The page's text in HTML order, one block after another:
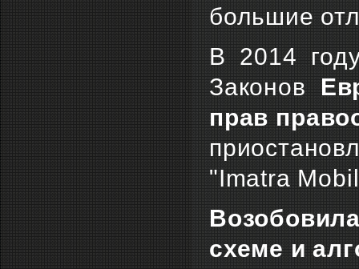
большие
В 2014
Законов
прав
"Imatra
схеме и